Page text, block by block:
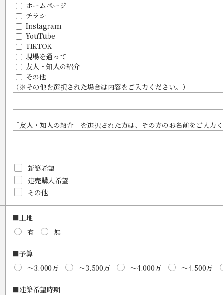
ホームページ
チラシ
Instagram
YouTube
TIKTOK
現場を通って
友人・知人の紹介
その他
（※その他を選択された場合は内容をご入力ください。）
「友人・知人の紹介」を選択された方は、その方のお名前をご入力
新築希望
建売購入希望
その他
■土地
有
無
■予算
～3.000万
～3.500万 ～4.000万 ～4.500万
■建築希望時期